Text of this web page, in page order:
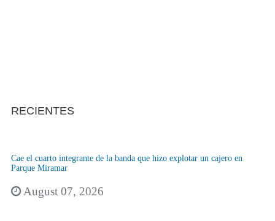
RECIENTES
Cae el cuarto integrante de la banda que hizo explotar un cajero en
Parque Miramar
August 07, 2026